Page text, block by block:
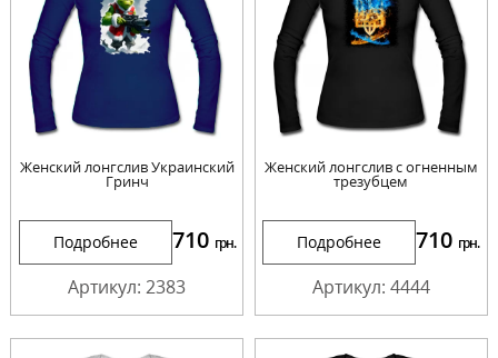
Женский лонгслив Украинский
Гринч
Подробнее 710 грн.
Артикул: 2383
Женский лонгслив с огненным
трезубцем
Подробнее 710 грн.
Артикул: 4444